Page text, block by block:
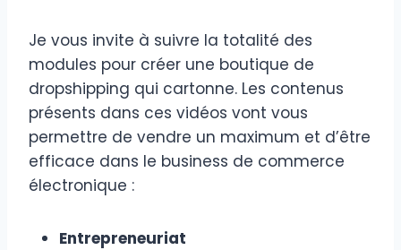
Je vous invite à suivre la totalité des
modules pour créer une boutique de
dropshipping qui cartonne. Les contenus
présents dans ces vidéos vont vous
permettre de vendre un maximum et d’être
efficace dans le business de commerce
électronique :
Entrepreneuriat